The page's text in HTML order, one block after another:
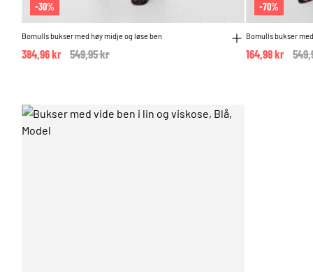
-30%
Bomulls bukser med høy midje og løse ben
Price reduced from
549,95 kr
384,96 kr
-70%
Bomulls bukser
164,98 kr